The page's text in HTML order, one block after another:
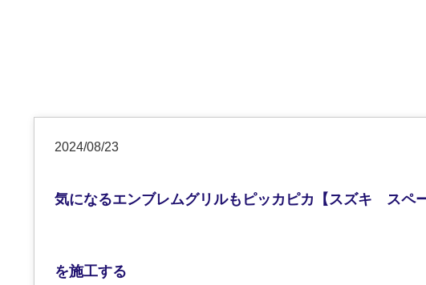
2024/08/23
気になるエンブレムグリルもピッカピカ【スズキ スペ
を施工する